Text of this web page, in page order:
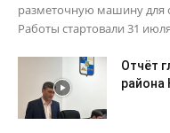
разметочную машину для
Работы стартовали 31
Отчёт
района